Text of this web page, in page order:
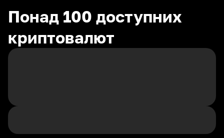
Понад 100 доступних
криптовалют